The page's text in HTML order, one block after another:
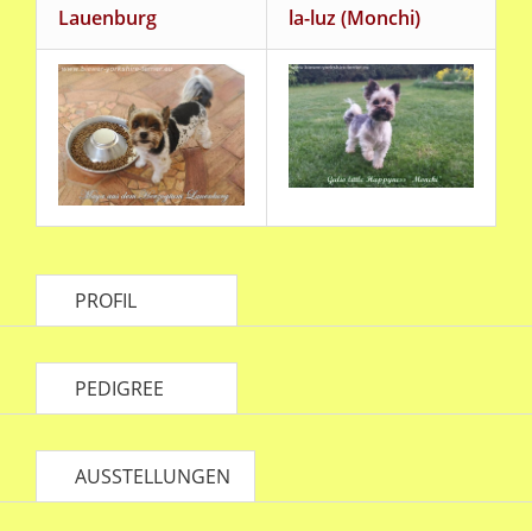
Lauenburg
la-luz (Monchi)
PROFIL
PEDIGREE
AUSSTELLUNGEN